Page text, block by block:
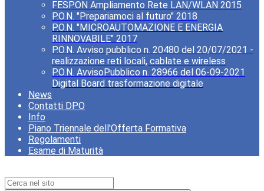
FESPON Ampliamento Rete LAN/WLAN 2015
P.O.N. "Prepariamoci al futuro" 2018
P.O.N. "MICROAUTOMAZIONE E ENERGIA
RINNOVABILE" 2017
P.O.N. Avviso pubblico n. 20480 del 20/07/2021 -
realizzazione reti locali, cablate e wireless
P.O.N. AvvisoPubblico n. 28966 del 06-09-2021
Digital Board trasformazione digitale
News
Contatti DPO
Info
Piano Triennale dell'Offerta Formativa
Regolamenti
Esame di Maturità